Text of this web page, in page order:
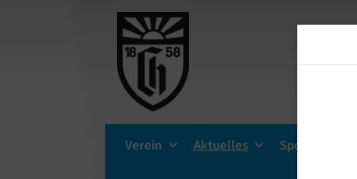
Verein Aktuelles Sportsuche